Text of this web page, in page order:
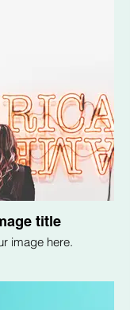
title
image here.